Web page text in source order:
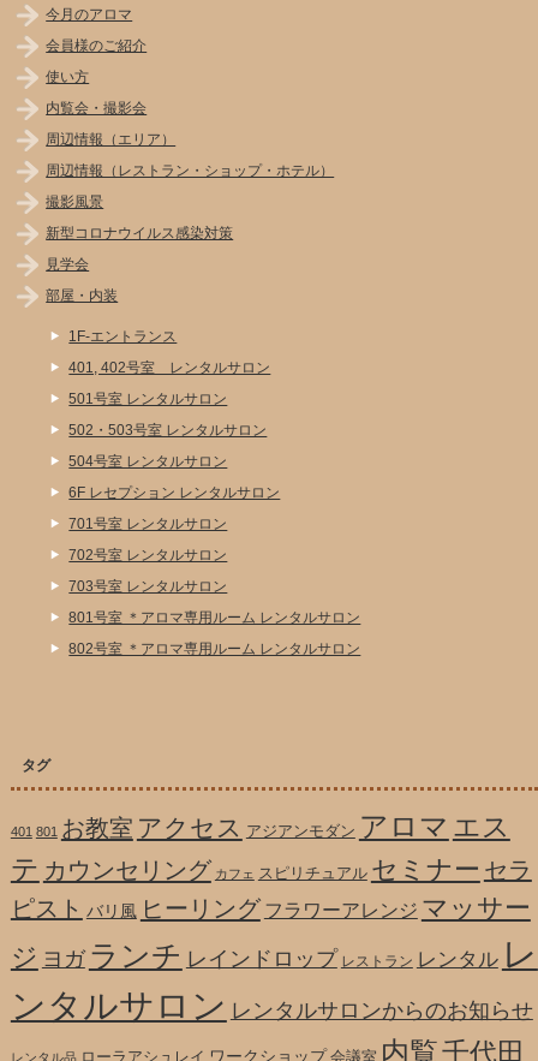
今月のアロマ
会員様のご紹介
使い方
内覧会・撮影会
周辺情報（エリア）
周辺情報（レストラン・ショップ・ホテル）
撮影風景
新型コロナウイルス感染対策
見学会
部屋・内装
1F-エントランス
401, 402号室 レンタルサロン
501号室 レンタルサロン
502・503号室 レンタルサロン
504号室 レンタルサロン
6F レセプション レンタルサロン
701号室 レンタルサロン
702号室 レンタルサロン
703号室 レンタルサロン
801号室 ＊アロマ専用ルーム レンタルサロン
802号室 ＊アロマ専用ルーム レンタルサロン
タグ
401 801 お教室 アクセス アジアンモダン アロマ エス
テ カウンセリング カフェ スピリチュアル セミナー セラ
ピスト バリ風 ヒーリング フラワーアレンジ マッサー
ジ ヨガ ランチ レインドロップ レストラン レンタル レ
ンタルサロン レンタルサロンからのお知らせ
レンタル品 ローラアシュレイ ワークショップ 会議室 内覧千代田